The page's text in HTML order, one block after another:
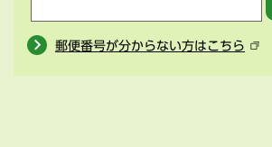
郵便番号が分からない方はこちら